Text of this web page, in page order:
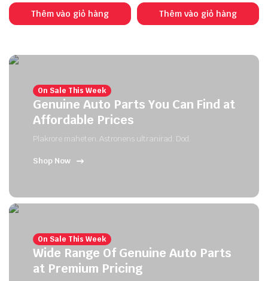
Thêm vào giỏ hàng Thêm vào giỏ hàng
On Sale This Week
Genuine Auto Parts You Can Find at
Affordable Prices
Plakrore maheten. Astronens ultranirad. Dod.
Shop Now
On Sale This Week
Wide Range Of Genuine Auto Parts
at Premium Pricing